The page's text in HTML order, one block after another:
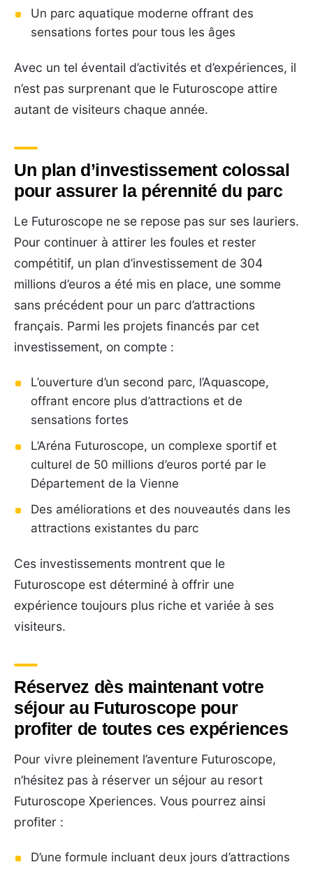
Un parc aquatique moderne offrant des
sensations fortes pour tous les âges
Avec un tel éventail d’activités et d’expériences, il
n’est pas surprenant que le Futuroscope attire
autant de visiteurs chaque année.
Un plan d’investissement colossal
pour assurer la pérennité du parc
Le Futuroscope ne se repose pas sur ses lauriers.
Pour continuer à attirer les foules et rester
compétitif, un plan d’investissement de 304
millions d’euros a été mis en place, une somme
sans précédent pour un parc d’attractions
français. Parmi les projets financés par cet
investissement, on compte :
L’ouverture d’un second parc, l’Aquascope,
offrant encore plus d’attractions et de
sensations fortes
L’Aréna Futuroscope, un complexe sportif et
culturel de 50 millions d’euros porté par le
Département de la Vienne
Des améliorations et des nouveautés dans les
attractions existantes du parc
Ces investissements montrent que le
Futuroscope est déterminé à offrir une
expérience toujours plus riche et variée à ses
visiteurs.
Réservez dès maintenant votre
séjour au Futuroscope pour
profiter de toutes ces expériences
Pour vivre pleinement l’aventure Futuroscope,
n’hésitez pas à réserver un séjour au resort
Futuroscope Xperiences. Vous pourrez ainsi
profiter :
D’une formule incluant deux jours d’attractions